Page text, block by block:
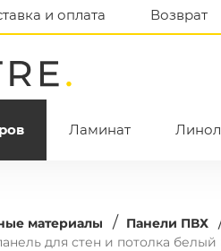
и оплата Возврат
Ламинат
материалы / Панели ПВХ
для стен и потолка